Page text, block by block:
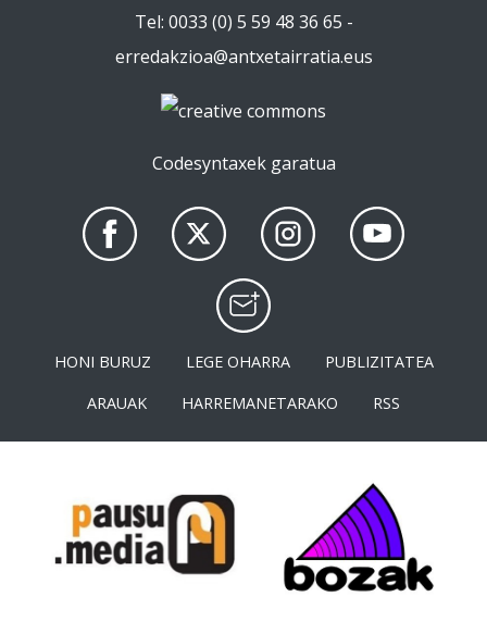
Tel: 0033 (0) 5 59 48 36 65 -
erredakzioa@antxetairratia.eus
Codesyntaxek garatua
HONI BURUZ LEGE OHARRA
PUBLIZITATEA
ARAUAK
HARREMANETARAKO RSS